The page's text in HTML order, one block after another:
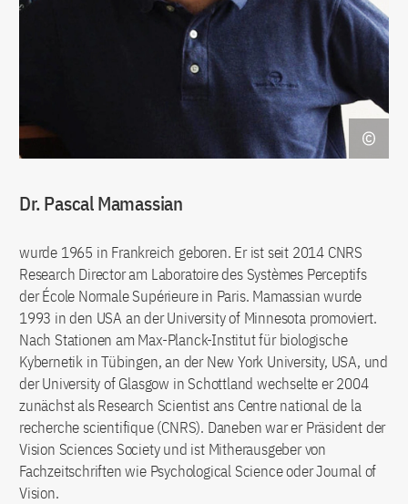
Dr. Pascal Mamassian
wurde 1965 in Frankreich geboren. Er ist seit 2014 CNRS
Research Director am Laboratoire des Systèmes Perceptifs
der École Normale Supérieure in Paris. Mamassian wurde
1993 in den USA an der University of Minnesota promoviert.
Nach Stationen am Max-Planck-Institut für biologische
Kybernetik in Tübingen, an der New York University, USA, und
der University of Glasgow in Schottland wechselte er 2004
zunächst als Research Scientist ans Centre national de la
recherche scientifique (CNRS). Daneben war er Präsident der
Vision Sciences Society und ist Mitherausgeber von
Fachzeitschriften wie Psychological ScienceoderJournal of
Vision.